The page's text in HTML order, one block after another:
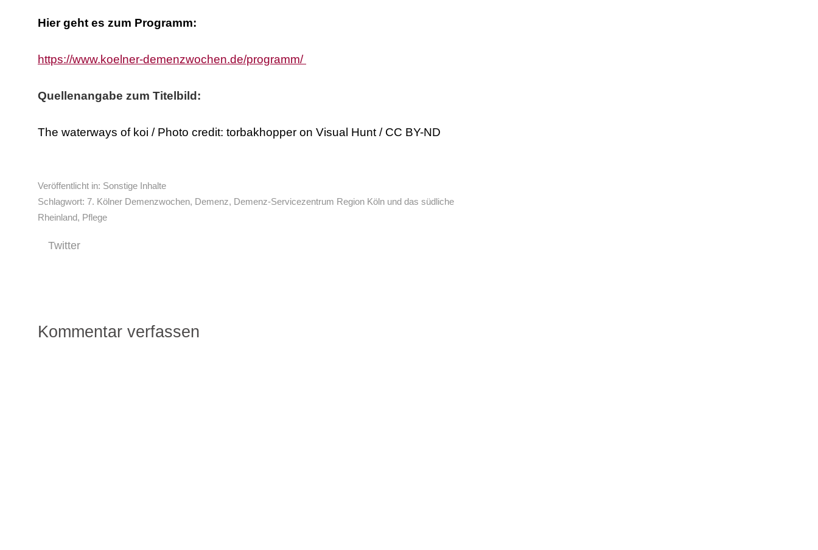
Hier geht es zum Programm:
https://www.koelner-demenzwochen.de/programm/
Quellenangabe zum Titelbild:
The waterways of koi / Photo credit: torbakhopper on Visual Hunt / CC BY-ND
Veröffentlicht in: Sonstige Inhalte
Schlagwort: 7. Kölner Demenzwochen, Demenz, Demenz-Servicezentrum Region Köln und das südliche
Rheinland, Pflege
Twitter
Kommentar verfassen